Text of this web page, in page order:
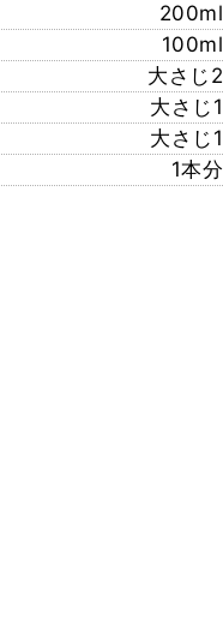
200ml
100ml
大さじ2
大さじ1
大さじ1
1本分